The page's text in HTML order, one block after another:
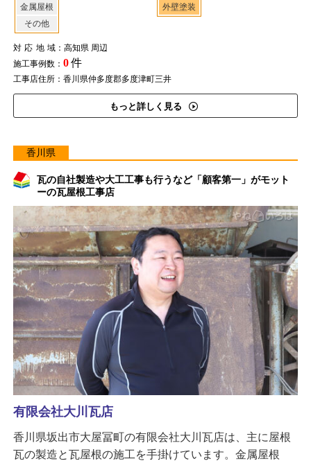
金属屋根
その他
外壁塗装
対応地域：高知県 周辺
施工事例数： 0件
工事店住所：香川県仲多度郡多度津町三井
もっと詳しく見る
香川県
瓦の自社製造や大工工事も行うなど「顧客第一」がモット
ーの瓦屋根工事店
有限会社大川瓦店
香川県坂出市大屋冨町の有限会社大川瓦店は、主に屋根
瓦の製造と瓦屋根の施工を手掛けています。金属屋根